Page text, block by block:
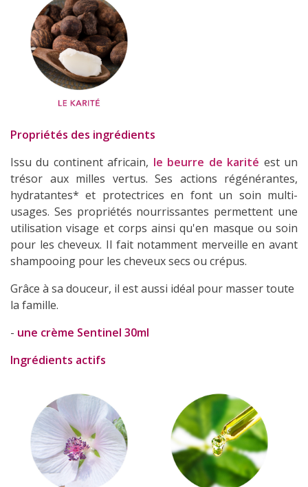
Propriétés des ingrédients
Issu du continent africain, le beurre de karité est un
trésor aux milles vertus. Ses actions régénérantes,
hydratantes* et protectrices en font un soin multi-
usages. Ses propriétés nourrissantes permettent une
utilisation visage et corps ainsi qu'en masque ou soin
pour les cheveux. Il fait notamment merveille en avant
shampooing pour les cheveux secs ou crépus.
Grâce à sa douceur, il est aussi idéal pour masser toute
la famille.
- une crème Sentinel 30ml
Ingrédients actifs